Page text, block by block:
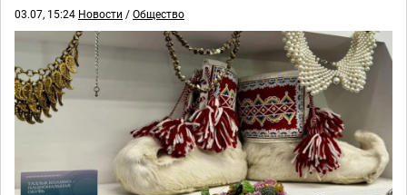
03.07, 15:24 Новости /Общество